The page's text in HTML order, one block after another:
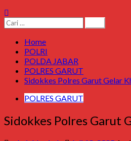
Cari
untuk:
Home
POLRI
POLDA JABAR
POLRES GARUT
Sidokkes Polres Garut Gelar
POLRES GARUT
Sidokkes Polres Garut